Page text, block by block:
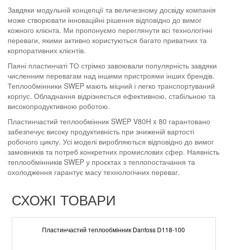
Завдяки модульній концепції та величезному досвіду компанія
може створювати інноваційні рішення відповідно до вимог
кожного клієнта. Ми пропонуємо переглянути всі технологічні
переваги, якими активно користуються багато приватних та
корпоративних клієнтів.
Паяні пластинчаті ТО стрімко завоювали популярність завдяки
численним перевагам над іншими пристроями інших брендів.
Теплообмінники SWEP мають міцний і легко транспортуваний
корпус. Обладнання відрізняється ефективною, стабільною та
високопродуктивною роботою.
Пластинчастий теплообмінник SWEP V80H x 80 гарантовано
забезпечує високу продуктивність при зниженій вартості
робочого циклу. Усі моделі виробляються відповідно до вимог
замовників та потреб конкретних промислових сфер. Наявність
теплообмінників SWEP у проєктах з теплопостачання та
охолодження гарантує масу технологічних переваг.
СХОЖІ ТОВАРИ
Пластинчастий теплообмінник Danfoss D118-100